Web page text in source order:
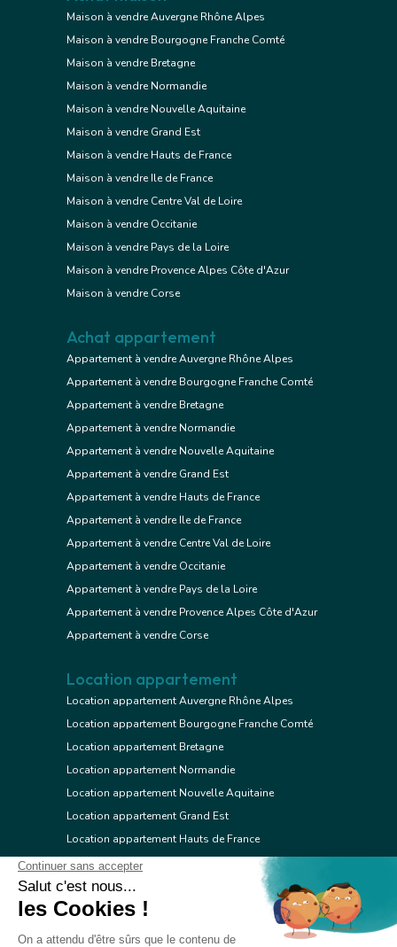
Maison à vendre Auvergne Rhône Alpes
Maison à vendre Bourgogne Franche Comté
Maison à vendre Bretagne
Maison à vendre Normandie
Maison à vendre Nouvelle Aquitaine
Maison à vendre Grand Est
Maison à vendre Hauts de France
Maison à vendre Ile de France
Maison à vendre Centre Val de Loire
Maison à vendre Occitanie
Maison à vendre Pays de la Loire
Maison à vendre Provence Alpes Côte d'Azur
Maison à vendre Corse
Achat appartement
Appartement à vendre Auvergne Rhône Alpes
Appartement à vendre Bourgogne Franche Comté
Appartement à vendre Bretagne
Appartement à vendre Normandie
Appartement à vendre Nouvelle Aquitaine
Appartement à vendre Grand Est
Appartement à vendre Hauts de France
Appartement à vendre Ile de France
Appartement à vendre Centre Val de Loire
Appartement à vendre Occitanie
Appartement à vendre Pays de la Loire
Appartement à vendre Provence Alpes Côte d'Azur
Appartement à vendre Corse
Location appartement
Location appartement Auvergne Rhône Alpes
Location appartement Bourgogne Franche Comté
Location appartement Bretagne
Location appartement Normandie
Location appartement Nouvelle Aquitaine
Location appartement Grand Est
Location appartement Hauts de France
Location appartement Ile de France
Location appartement Centre Val de Loire
Location appartement Occitanie